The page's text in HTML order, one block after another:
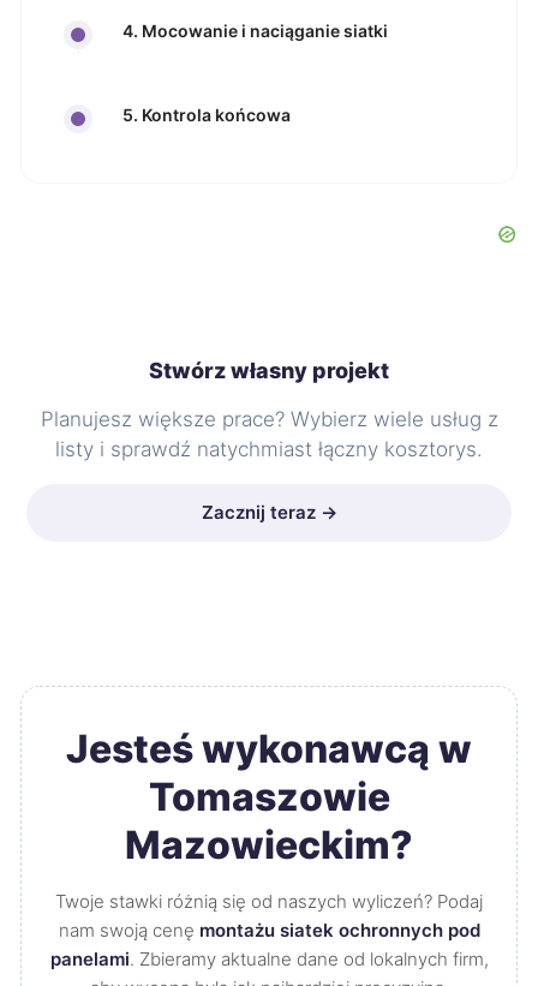
4. Mocowanie i naciąganie siatki
5. Kontrola końcowa
Stwórz własny projekt
Planujesz większe prace? Wybierz wiele usług z
listy i sprawdź natychmiast łączny kosztorys.
Zacznij teraz →
Jesteś wykonawcą w
Tomaszowie
Mazowieckim?
Twoje stawki różnią się od naszych wyliczeń? Podaj
nam swoją cenę montażu siatek ochronnych pod
panelami. Zbieramy aktualne dane od lokalnych firm,